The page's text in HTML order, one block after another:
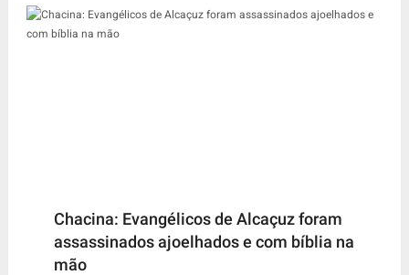
Chacina: Evangélicos de Alcaçuz foram
assassinados ajoelhados e com bíblia na
mão